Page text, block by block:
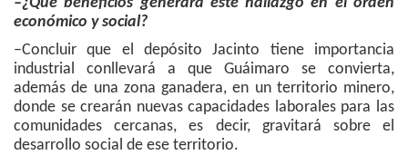
económico y social?
–Concluir que el depósito Jacinto tiene importancia
industrial conllevará a que Guáimaro se convierta,
además de una zona ganadera, en un territorio minero,
donde se crearán nuevas capacidades laborales para las
comunidades cercanas, es decir, gravitará sobre el
desarrollo social de ese territorio.